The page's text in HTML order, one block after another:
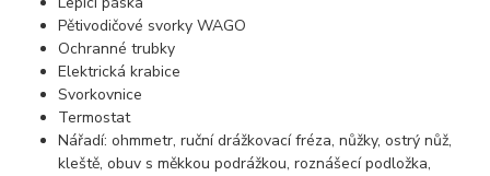
Pětivodičové svorky WAGO
Ochranné trubky
Elektrická krabice
Svorkovnice
Termostat
Nářadí: ohmmetr, ruční drážkovací fréza, nůžky, ostrý nůž,
kleště, obuv s měkkou podrážkou, roznášecí podložka,